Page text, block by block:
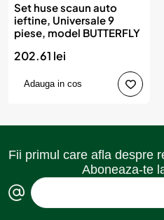
Set huse scaun auto
ieftine, Universale 9
piese, model BUTTERFLY
202.61 lei
Adauga in cos
Fii primul care afla despre
Aboneaza-te